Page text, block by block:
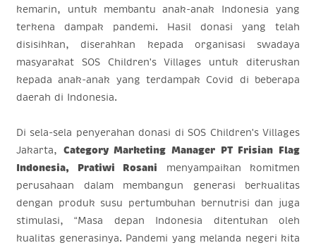
kemarin, untuk
membantu
anak-anak Indonesia yang
terkena dampak pandemi. Hasil donasi yang telah
disisihkan, diserahkan kepada organisasi swadaya
masyarakat SOS Children's Villages untuk diteruskan
kepada anak-anak yang terdampak Covid di beberapa
daerah di Indonesia.
Di sela-sela penyerahan donasi di SOS Children's Villages
Jakarta, Category Marketing Manager PT Frisian Flag
Indonesia, Pratiwi Rosani menyampaikan komitmen
perusahaan dalam membangun generasi berkualitas
dengan produk susu pertumbuhan bernutrisi dan juga
stimulasi, “Masa depan Indonesia ditentukan oleh
kualitas generasinya. Pandemi yang melanda negeri kita